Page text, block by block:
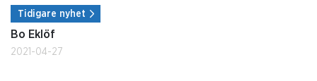
Tidigare nyhet
Bo Eklöf
2021-04-27